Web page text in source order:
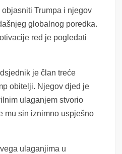
Trumpa i njegov
globalnog poredka.
red je pogledati
je član treće
obitelji. Njegov djed je
ulaganjem stvorio
mu sin iznimno uspješno
ulaganjima u